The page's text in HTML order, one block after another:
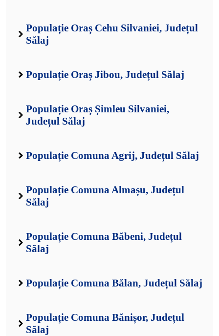
Populație Oraș Cehu Silvaniei, Județul
Sălaj
Populație Oraș Jibou, Județul Sălaj
Populație Oraș Șimleu Silvaniei,
Județul Sălaj
Populație Comuna Agrij, Județul Sălaj
Populație Comuna Almașu, Județul
Sălaj
Populație Comuna Băbeni, Județul
Sălaj
Populație Comuna Bălan, Județul Sălaj
Populație Comuna Bănișor, Județul
Sălaj